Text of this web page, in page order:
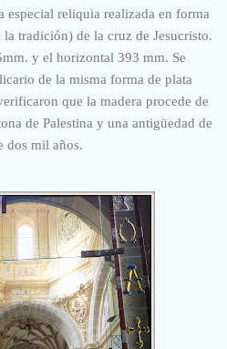
especial reliquia realizada en forma
la tradición) de la cruz de Jesucristo.
y el horizontal 393 mm. Se
de la misma forma de plata
que la madera procede de
de Palestina y una antigüedad de
dos mil años.